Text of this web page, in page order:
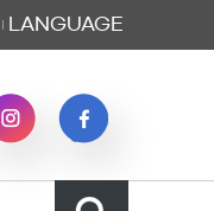
LANGUAGE